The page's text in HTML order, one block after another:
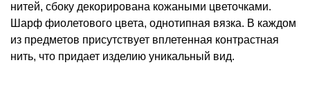
нитей, сбоку декорирована кожаными цветочками.
Шарф фиолетового цвета, однотипная вязка. В каждом
из предметов присутствует вплетенная контрастная
нить, что придает изделию уникальный вид.